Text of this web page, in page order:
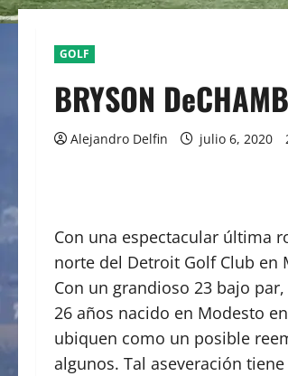
GOLF
BRYSON
Alejandro Delfin julio 6, 2020
Con una espectacular última
norte del Detroit Golf Club en
Con un grandioso 23 bajo
26 años nacido en Modesto
ubiquen como un posible
algunos. Tal aseveración